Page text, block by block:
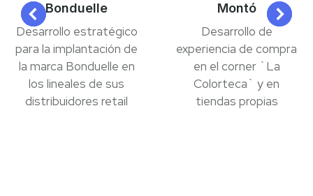
Bonduelle
Desarrollo estratégico
para la implantación de
la marca Bonduelle en
los lineales de sus
distribuidores retail
Montó
Desarrollo de
experiencia de compra
en el corner `La
Colorteca` y en
tiendas propias